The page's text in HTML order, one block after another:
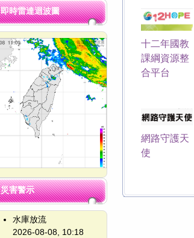
即時雷達迴波圖
災害警示
水庫放流
2026-08-08, 10:18
十二年國教
課綱資源整
合平台
網路守護天
使